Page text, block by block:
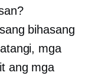
bihasang
mga
ang mga